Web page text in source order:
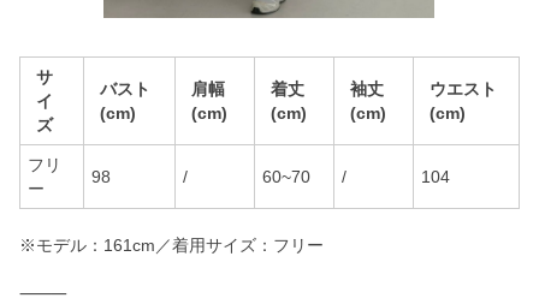
サ
イ
ズ
バスト
(cm)
肩幅
(cm)
着丈
(cm)
袖丈
(cm)
ウエスト
(cm)
フリ
ー
98 / 60~70 / 104
※モデル：161cm／着用サイズ：フリー
⸻